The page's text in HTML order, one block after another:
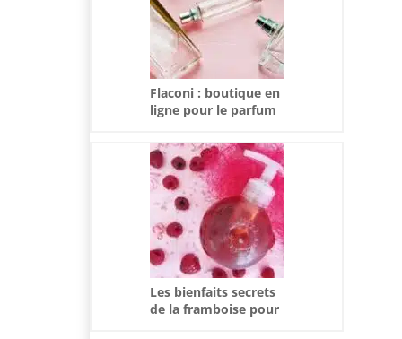
Flaconi : boutique en
ligne pour le parfum
Les bienfaits secrets
de la framboise pour